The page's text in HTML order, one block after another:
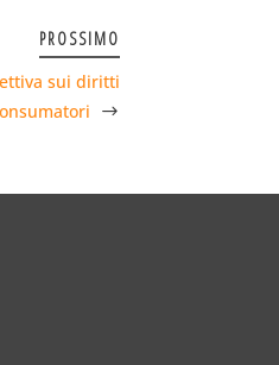
PROSSIMO
sui diritti